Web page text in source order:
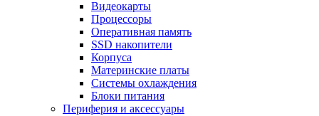
Видеокарты
Процессоры
Оперативная память
SSD накопители
Корпуса
Материнские платы
Системы охлаждения
Блоки питания
Периферия и аксессуары